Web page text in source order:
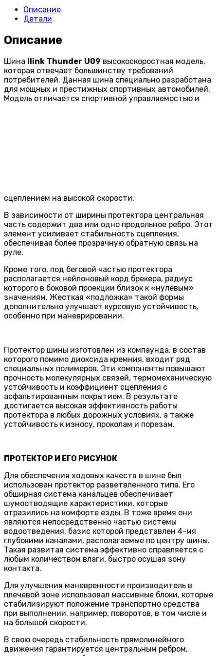
Описание
Детали
Описание
Шина Ilink Thunder U09 высокоскоростная модель,
которая отвечает большинству требований
потребителей. Данная шина специально разработана
для мощных и престижных спортивных автомобилей.
Модель отличается спортивной управляемостью и
сцеплением на высокой скорости.
В зависимости от ширины протектора центральная
часть содержит два или одно продольное ребро. Этот
элемент усиливает стабильность сцепления,
обеспечивая более прозрачную обратную связь на
руле.
Кроме того, под беговой частью протектора
располагается нейлоновый корд брекера, радиус
которого в боковой проекции близок к «нулевым»
значениям. Жесткая «подложка» такой формы
дополнительно улучшает курсовую устойчивость,
особенно при маневрировании.
Протектор шины изготовлен из компаунда, в состав
которого помимо диоксида кремния, входит ряд
специальных полимеров. Эти компоненты повышают
прочность молекулярных связей, термомеханическую
устойчивость и коэффициент сцепления с
асфальтированным покрытием. В результате
достигается высокая эффективность работы
протектора в любых дорожных условиях, а также
устойчивость к износу, проколам и порезам.
ПРОТЕКТОР И ЕГО РИСУНОК
Для обеспечения ходовых качеств в шине был
использован протектор разветвленного типа. Его
обширная система канальцев обеспечивает
шумоотводящие характеристики, которые
отразились на комфорте езды. В тоже время они
являются непосредственно частью системы
водоотведения, базис которой представлен 4-мя
глубокими каналами, располагаемые по центру шины.
Такая развитая система эффективно справляется с
любым количеством влаги, быстро осушая зону
контакта.
Для улучшения маневренности производитель в
плечевой зоне использовал массивные блоки, которые
стабилизируют положение транспортно средства
при выполнении, например, поворотов, в том числе и
на большой скорости.
В свою очередь стабильность прямолинейного
движения гарантируется центральным ребром,